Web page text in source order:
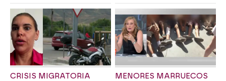
CRISIS MIGRATORIA MENORES MARRUECOS